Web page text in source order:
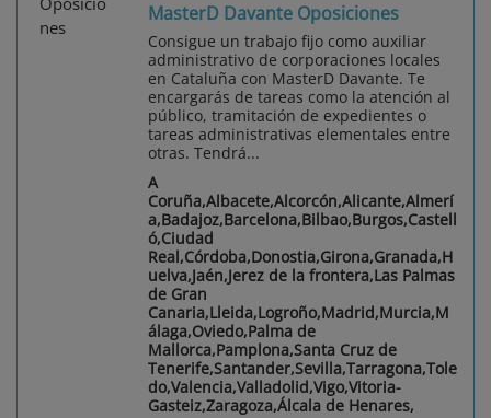
MasterD Davante Oposiciones
Consigue un trabajo fijo como auxiliar
administrativo de corporaciones locales
en Cataluña con MasterD Davante. Te
encargarás de tareas como la atención al
público, tramitación de expedientes o
tareas administrativas elementales entre
otras. Tendrá...
A
Coruña,Albacete,Alcorcón,Alicante,Almerí
a,Badajoz,Barcelona,Bilbao,Burgos,Castell
ó,Ciudad
Real,Córdoba,Donostia,Girona,Granada,H
uelva,Jaén,Jerez de la frontera,Las Palmas
de Gran
Canaria,Lleida,Logroño,Madrid,Murcia,M
álaga,Oviedo,Palma de
Mallorca,Pamplona,Santa Cruz de
Tenerife,Santander,Sevilla,Tarragona,Tole
do,Valencia,Valladolid,Vigo,Vitoria-
Gasteiz,Zaragoza,Álcala de Henares,